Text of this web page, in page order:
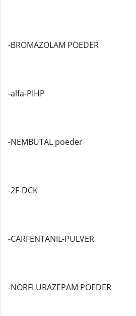
-BROMAZOLAM POEDER
-alfa-PIHP
-NEMBUTAL poeder
-2F-DCK
-CARFENTANIL-PULVER
-NORFLURAZEPAM POEDER